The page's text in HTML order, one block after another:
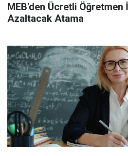
MEB'den Ücretli Öğretmen
Azaltacak Atama